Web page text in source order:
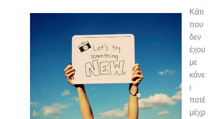
Κάτι
που
δεν
έχου
με
κάνε
ι
ποτέ
μέχρ